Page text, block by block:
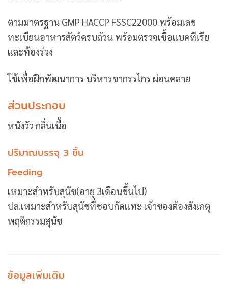
ตามมาตรฐาน GMP HACCP FSSC22000 พร้อมเลข
ทะเบียนอาหารสัตว์ครบถ้วน พร้อมตรวจเชื้อแบคทีเรีย
และท้องร่วง
ใช้เพื่อฝึกพัฒนาการ บริหารขากรรไกร ผ่อนคลาย
ส่วนประกอบ
หนังวัว กลิ่นเนื้อ
ปริมาณบรรจุ 3 ชิ้น
Feeding
เหมาะสำหรับสุนัข(อายุ 3เดือนขึ้นไป)
ปล.เหมาะสำหรับสุนัขที่ชอบกัดแทะ เจ้าของต้องสังเกตุ
พฤติกรรมสุนัข
ข้อมูลเพิ่มเติม